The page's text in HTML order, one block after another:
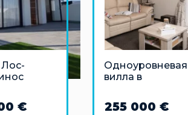
Лос-
€
Одноуровневая
вилла в
255 000 €